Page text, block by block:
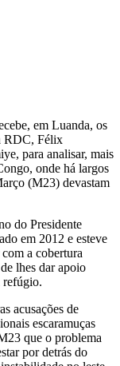
em Luanda, os
RDC, Félix
para analisar, mais
onde há largos
(M23) devastam
do Presidente
em 2012 e esteve
a cobertura
lhes dar apoio
refúgio.
acusações de
escaramuças
que o problema
por detrás do